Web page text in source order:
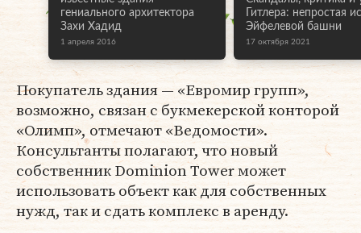
гениального архитектора
Захи Хадид
1 апреля 2016
Гитлера: непростая
Эйфелевой башни
17 октября 2021
Покупатель здания — «Евромир групп»,
возможно, связан с букмекерской конторой
«Олимп», отмечают «Ведомости».
Консультанты полагают, что новый
собственник Dominion Tower может
использовать объект как для собственных
нужд, так и сдать комплекс в аренду.